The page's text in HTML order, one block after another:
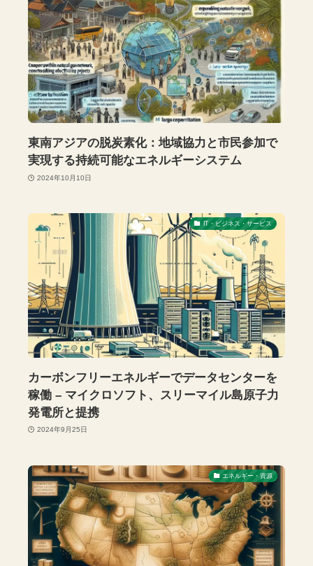
東南アジアの脱炭素化：地域協力と市民参加で
実現する持続可能なエネルギーシステム
2024年10月10日
IT・ビジネス・サービス
カーボンフリーエネルギーでデータセンターを
稼働 – マイクロソフト、スリーマイル島原子力
発電所と提携
2024年9月25日
エネルギー・資源